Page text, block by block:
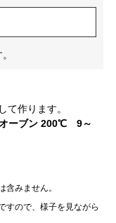
作ります。
ーブン 200℃ 9～
みません。
すので、様子を見ながら